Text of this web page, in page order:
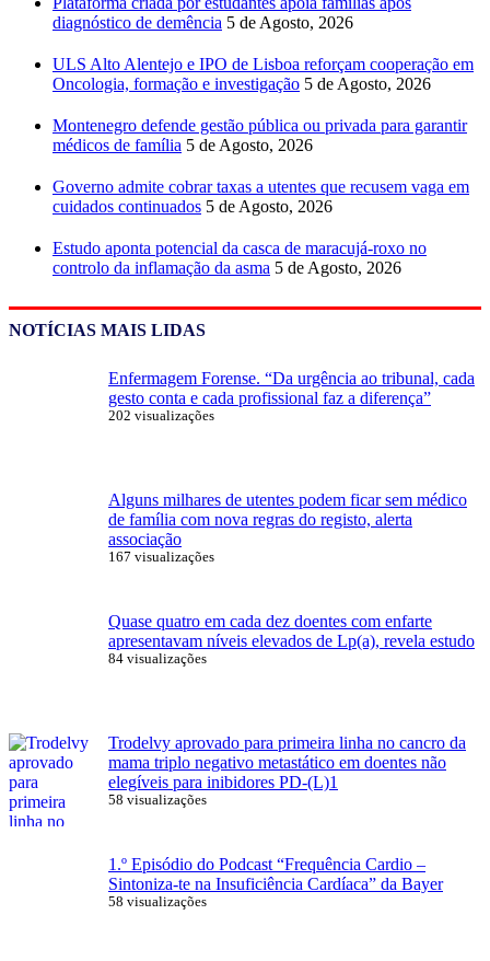
diagnóstico de demência 5 de Agosto, 2026
ULS Alto Alentejo e IPO de Lisboa reforçam cooperação em
Oncologia, formação e investigação 5 de Agosto, 2026
Montenegro defende gestão pública ou privada para garantir
médicos de família 5 de Agosto, 2026
Governo admite cobrar taxas a utentes que recusem vaga em
cuidados continuados 5 de Agosto, 2026
Estudo aponta potencial da casca de maracujá-roxo no
controlo da inflamação da asma 5 de Agosto, 2026
NOTÍCIAS MAIS LIDAS
Enfermagem Forense. “Da urgência ao tribunal, cada
gesto conta e cada profissional faz a diferença”
202 visualizações
Alguns milhares de utentes podem ficar sem médico
de família com nova regras do registo, alerta
associação
167 visualizações
Quase quatro em cada dez doentes com enfarte
apresentavam níveis elevados de Lp(a), revela estudo
84 visualizações
Trodelvy aprovado para primeira linha no cancro da
mama triplo negativo metastático em doentes não
elegíveis para inibidores PD-(L)1
58 visualizações
1.º Episódio do Podcast “Frequência Cardio –
Sintoniza-te na Insuficiência Cardíaca” da Bayer
58 visualizações